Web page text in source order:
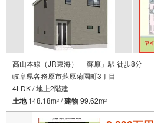
高山本線（JR東海） 「蘇原」駅 徒歩8分
岐阜県各務原市蘇原菊園町3丁目
4LDK / 地上2階建
土地148.18m2 /建物99.62m2